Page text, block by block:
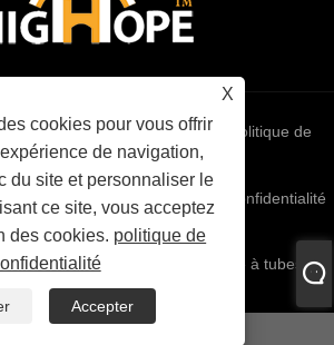
X
cookies pour vous offrir
de navigation,
du site et personnaliser le
ce site, vous acceptez
des cookies. politique de
Accepter
RSS XML politique de
confidentialité
Hope International Inc - Triode à tubes
vide - Tous droits réservés